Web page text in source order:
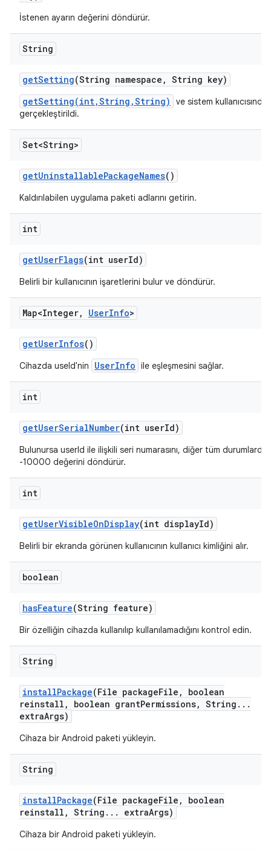
İstenen ayarın değerini döndürür.
String
getSetting(String namespace , String key)
getSetting(int,String,String)
ve sistem kullanıcısında
gerçekleştirildi.
Set<String>
getUninstallablePackageNames()
Kaldırılabilen uygulama paketi adlarını getirin.
int
getUserFlags(int userId)
Belirli bir kullanıcının işaretlerini bulur ve döndürür.
Map<Integer, UserInfo>
getUserInfos()
Cihazda useId'nin UserInfo ile eşleşmesini sağlar.
int
getUserSerialNumber(int userId)
Bulunursa userId ile ilişkili seri numarasını, diğer tüm durumlarda
-10000 değerini döndürür.
int
getUserVisibleOnDisplay(int displayId)
Belirli bir ekranda görünen kullanıcının kullanıcı kimliğini alır.
boolean
hasFeature(String feature)
Bir özelliğin cihazda kullanılıp kullanılamadığını kontrol edin.
String
installPackage(File packageFile ,
boolean
reinstall , boolean grantPermissions, String . . .
extraArgs)
Cihaza bir Android paketi yükleyin.
String
installPackage(File packageFile ,
boolean
reinstall , String . . . extraArgs)
Cihaza bir Android paketi yükleyin.